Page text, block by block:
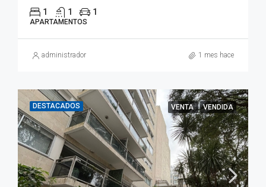
1 1 1
APARTAMENTOS
administrador 1 mes hace
DESTACADOS VENTA VENDIDA